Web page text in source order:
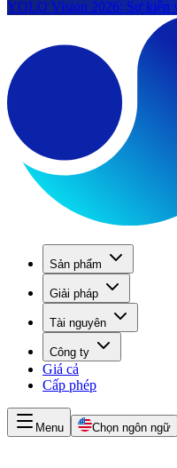
YOLO Vision 2026: Sự kiện
Sản phẩm
Giải pháp
Tài nguyên
Công ty
Giá cả
Cấp phép
Menu Chọn ngôn ngữ